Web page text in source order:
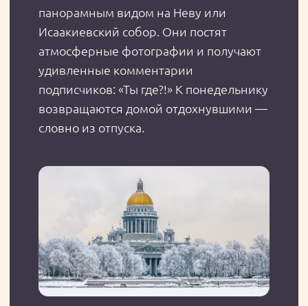
Моду на туризм выходного дня
самый европейский город
соседей. У этого явления хватает
причин для популярности: